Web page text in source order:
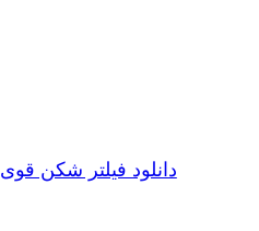
دانلود فیلتر شکن قوی